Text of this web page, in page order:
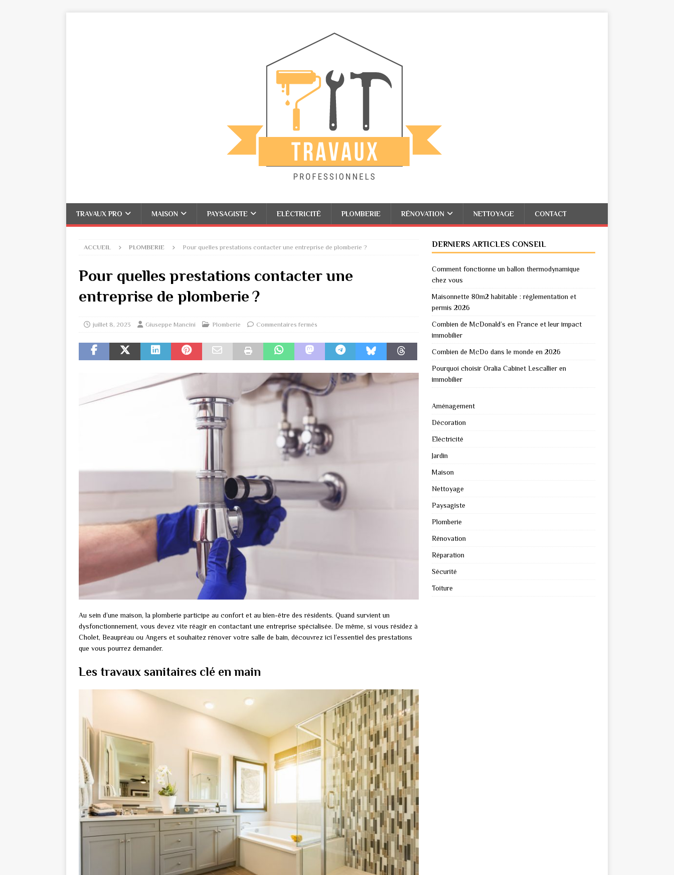
TRAVAUX PRO MAISON PAYSAGISTE ELÉCTRICITÉ PLOMBERIE RÉNOVATION NETTOYAGE CONTACT
ACCUEIL PLOMBERIE Pour quelles prestations contacter une entreprise de plomberie ?
Pour quelles prestations contacter une
entreprise de plomberie ?
juillet 8, 2023 Giuseppe Mancini Plomberie Commentaires fermés
Au sein d’une maison, la plomberie participe au confort et au bien-être des résidents. Quand survient un
dysfonctionnement, vous devez vite réagir en contactant une entreprise spécialisée. De même, si vous résidez à
Cholet, Beaupréau ou Angers et souhaitez rénover votre salle de bain, découvrez ici l’essentiel des prestations
que vous pourrez demander.
Les travaux sanitaires clé en main
DERNIERS ARTICLES CONSEIL
Comment fonctionne un ballon thermodynamique
chez vous
Maisonnette 80m2 habitable : réglementation et
permis 2026
Combien de McDonald’s en France et leur impact
immobilier
Combien de McDo dans le monde en 2026
Pourquoi choisir Oralia Cabinet Lescallier en
immobilier
Aménagement
Décoration
Eléctricité
Jardin
Maison
Nettoyage
Paysagiste
Plomberie
Rénovation
Réparation
Sécurité
Toiture